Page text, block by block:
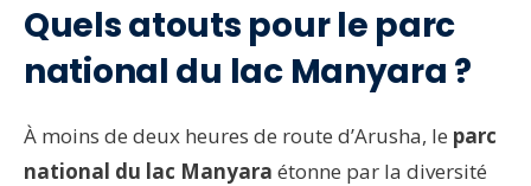
Quels atouts pour le parc
national du lac Manyara ?
À moins de deux heures de route d’Arusha, le parc
national du lac Manyara étonne par la diversité